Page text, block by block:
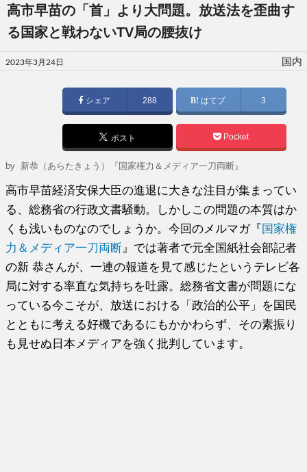
高市早苗の「首」より大問題。放送法を歪曲す
る国家と戦わないTV局の腰抜け
投
稿
2023年3月24日 国内
シェア 288 はてブ 3
ポスト Pocket
by 新恭（あらたきょう）『国家権力＆メディア一刀両断』
高市早苗経済安保大臣の進退に大きな注目が集まってい
る、総務省の行政文書騒動。しかしこの問題の本質はか
くも浅いものなのでしょうか。今回のメルマガ『 国家権
力＆メディア一刀両断 』では著者で元全国紙社会部記者
の新 恭さんが、一連の報道を見て感じたというテレビ各
局に対する率直な気持ちを吐露。総務省文書が問題にな
っている今こそが、放送における「政治的公平」を国民
とともに考える好機であるにもかかわらず、その素振り
も見せぬ日本メディアを強く批判しています。